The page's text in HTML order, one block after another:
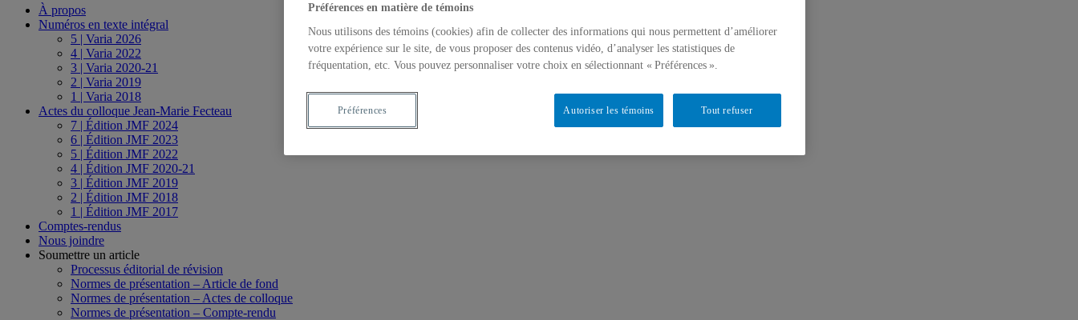
À propos
Numéros en texte intégral
5 | Varia 2026
4 | Varia 2022
3 | Varia 2020-21
2 | Varia 2019
1 | Varia 2018
Actes du colloque Jean-Marie Fecteau
7 | Édition JMF 2024
6 | Édition JMF 2023
5 | Édition JMF 2022
4 | Édition JMF 2020-21
3 | Édition JMF 2019
2 | Édition JMF 2018
1 | Édition JMF 2017
Comptes-rendus
Nous joindre
Soumettre un article
Processus éditorial de révision
Normes de présentation – Article de fond
Normes de présentation – Actes de colloque
Normes de présentation – Compte-rendu
Préférences en matière de témoins
Nous utilisons des témoins (cookies) afin de collecter des informations qui nous permettent d’améliorer
votre expérience sur le site, de vous proposer des contenus vidéo, d’analyser les statistiques de
fréquentation, etc. Vous pouvez personnaliser votre choix en sélectionnant « Préférences ».
Tout refuser
Autoriser les témoins
Préférences